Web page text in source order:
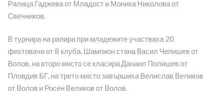
Ралица Гаджева от Младост и Моника Николова от
Свечников.
В турнира на рапира при младежите участваха 20
фехтовачи от 8 клуба. Шампион стана Васил Чепишев от
Волов, на второ място се класира Данаил Полишев от
Пловдив БГ, на трето място завършиха Велислав Великов
от Волов и Росен Великов от Волов.